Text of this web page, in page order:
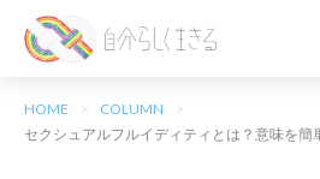
HOME
COLUMN
セクシュアルフルイディティとは？意味を簡